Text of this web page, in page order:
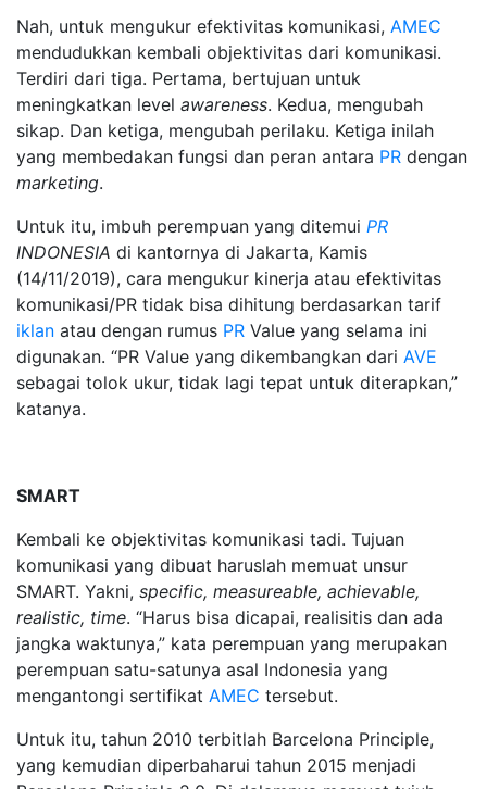
Nah, untuk mengukur efektivitas komunikasi, AMEC
mendudukkan kembali objektivitas dari komunikasi.
Terdiri dari tiga. Pertama, bertujuan untuk
meningkatkan level awareness. Kedua, mengubah
sikap. Dan ketiga, mengubah perilaku. Ketiga inilah
yang membedakan fungsi dan peran antara PR dengan
marketing.
Untuk itu, imbuh perempuan yang ditemui PR
INDONESIA di kantornya di Jakarta, Kamis
(14/11/2019), cara mengukur kinerja atau efektivitas
komunikasi/PR tidak bisa dihitung berdasarkan tarif
iklan atau dengan rumus PR Value yang selama ini
digunakan. “PR Value yang dikembangkan dari AVE
sebagai tolok ukur, tidak lagi tepat untuk diterapkan,”
katanya.
SMART
Kembali ke objektivitas komunikasi tadi. Tujuan
komunikasi yang dibuat haruslah memuat unsur
SMART. Yakni, specific, measureable, achievable,
realistic, time. “Harus bisa dicapai, realisitis dan ada
jangka waktunya,” kata perempuan yang merupakan
perempuan satu-satunya asal Indonesia yang
mengantongi sertifikat AMEC tersebut.
Untuk itu, tahun 2010 terbitlah Barcelona Principle,
yang kemudian diperbaharui tahun 2015 menjadi